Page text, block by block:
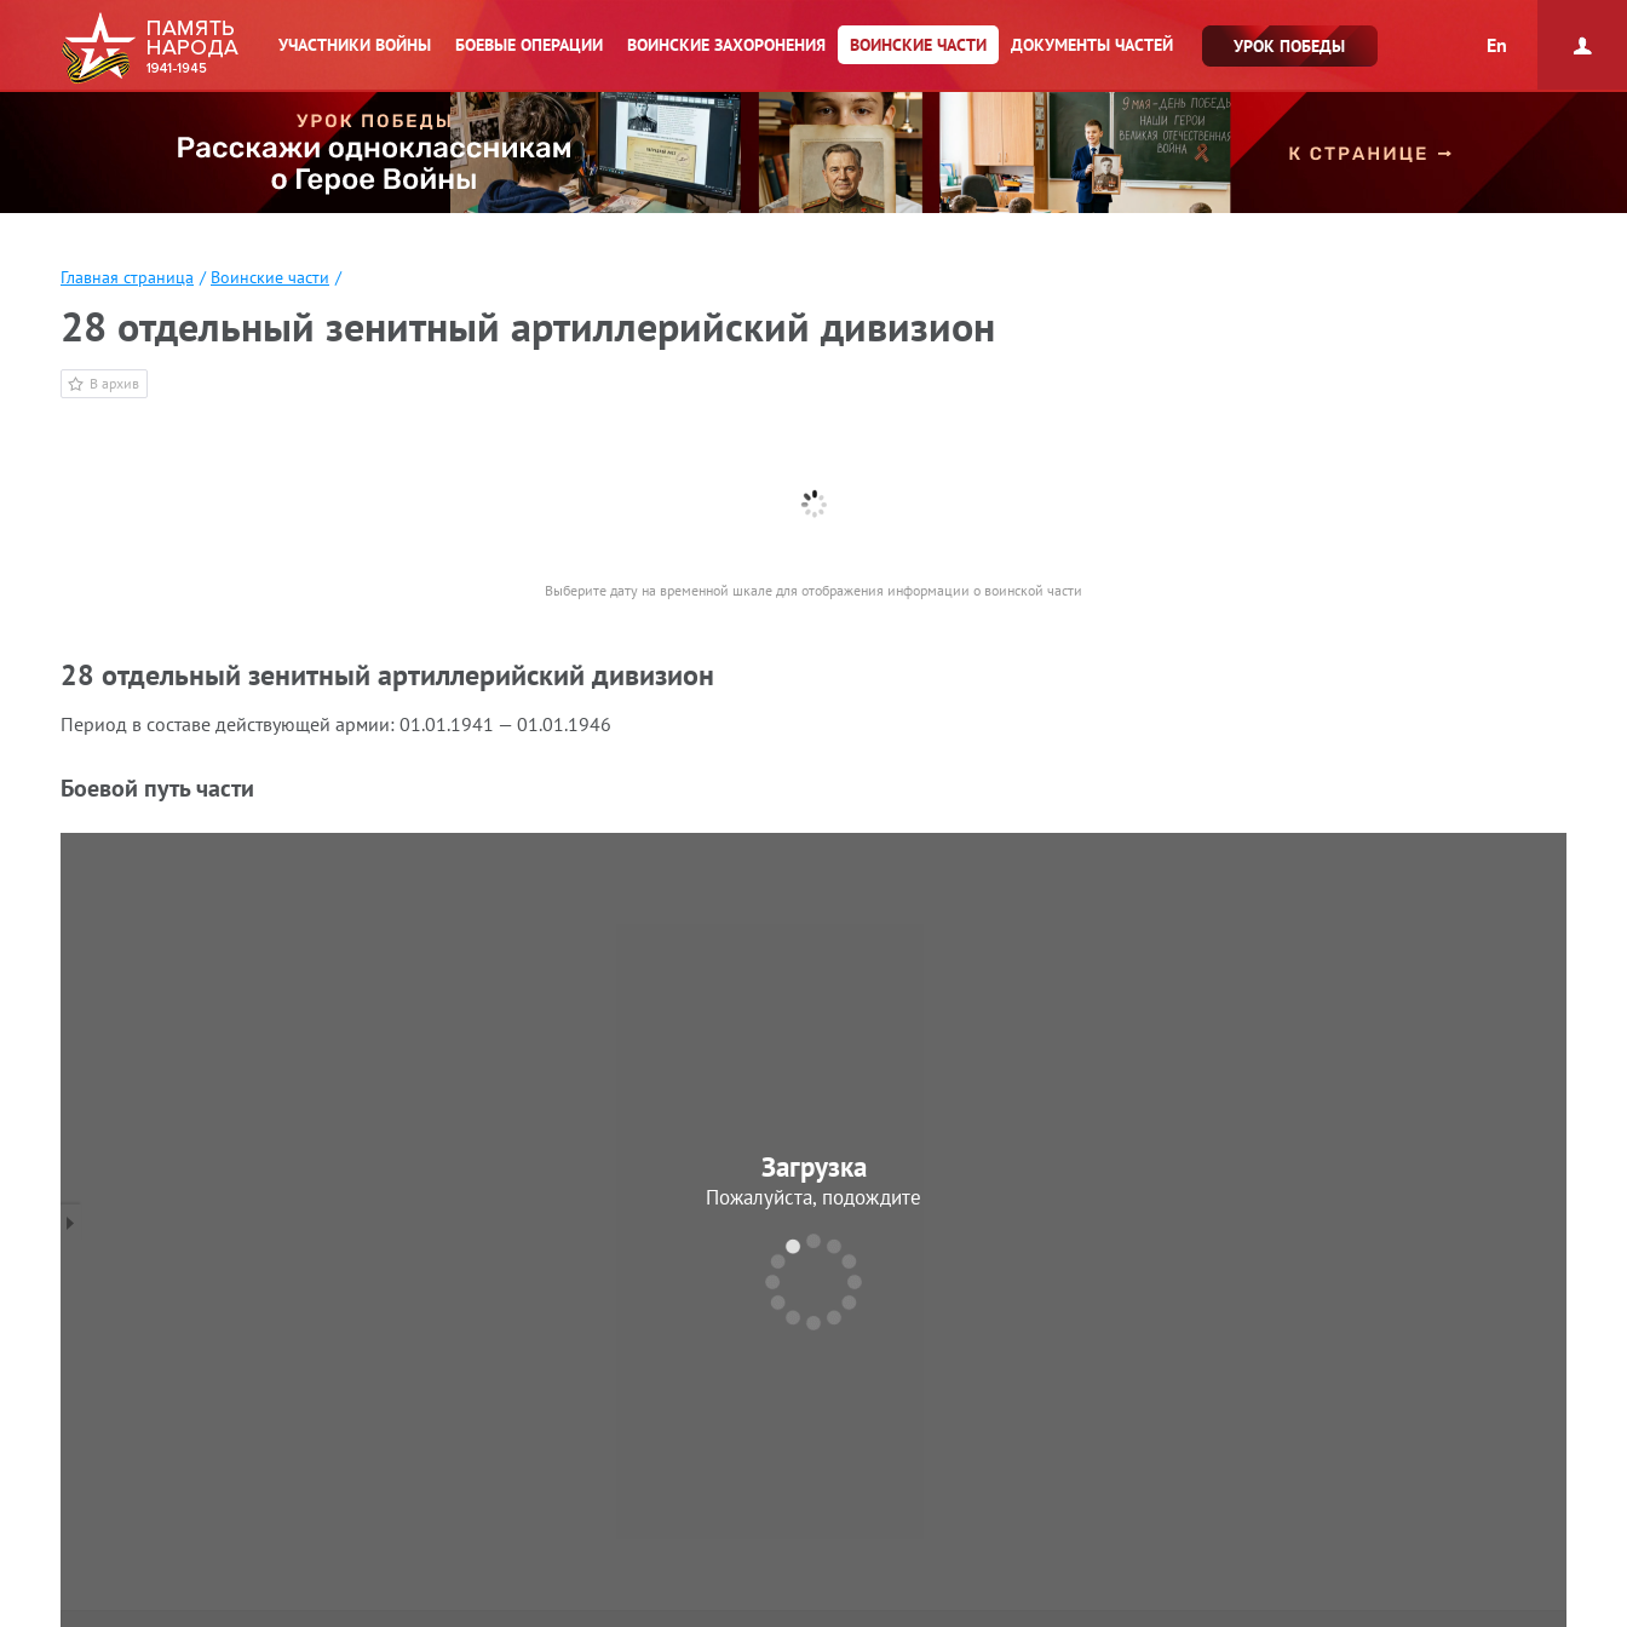
УЧАСТНИКИ ВОЙНЫ БОЕВЫЕ ОПЕРАЦИИ ВОИНСКИЕ ЗАХОРОНЕНИЯ ВОИНСКИЕ ЧАСТИ ДОКУМЕНТЫ ЧАСТЕЙ УРОК ПОБЕДЫ En
Главная страница / Воинские части /
28 отдельный зенитный артиллерийский дивизион
В архив
Выберите дату на временной шкале для отображения информации о воинской части
28 отдельный зенитный артиллерийский дивизион
Период в составе действующей армии: 01.01.1941 — 01.01.1946
Боевой путь части
Загрузка
Пожалуйста, подождите